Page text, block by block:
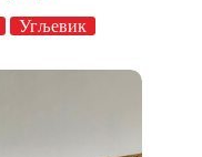
Угљевик